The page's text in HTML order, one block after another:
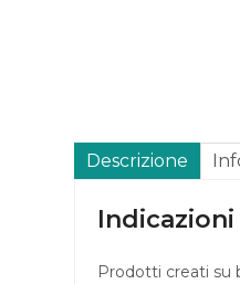
Descrizione
Indicazioni
Prodotti creati su